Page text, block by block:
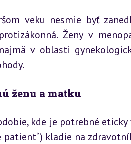
veku nesmie byť
Ženy v
v oblasti
ženu a matku
kde je potrebné
kladie na